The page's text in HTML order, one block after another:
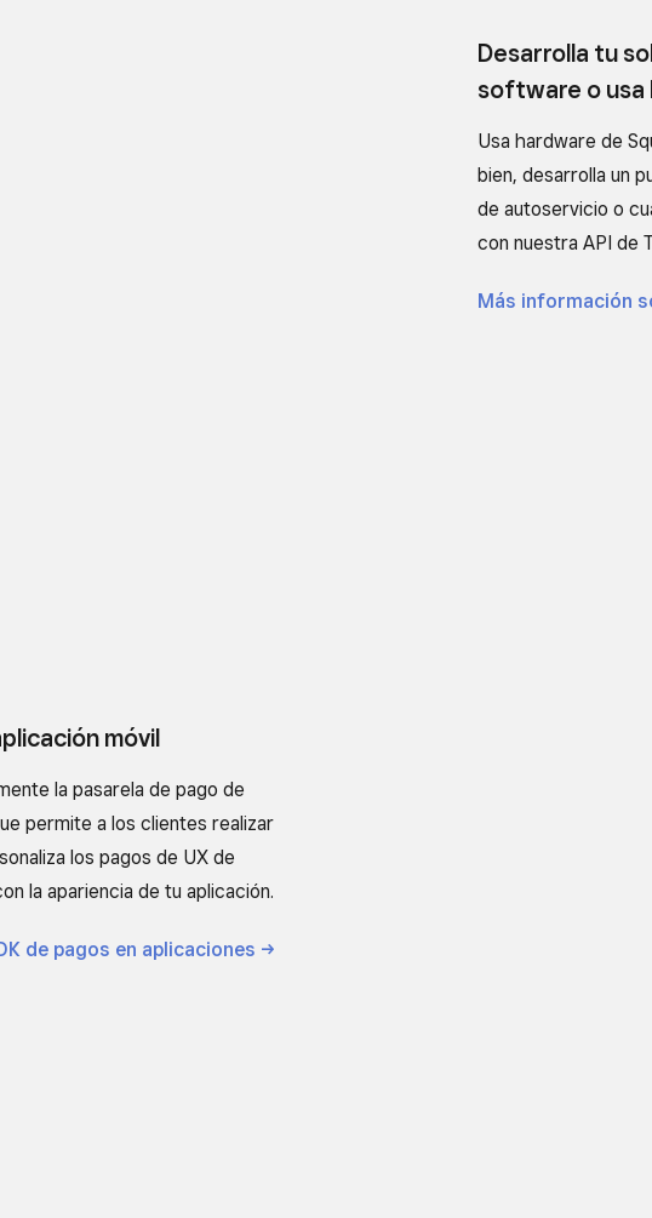
Desarrolla tu
software o usa
Usa hardware de
bien, desarrolla un
de autoservicio o
con nuestra API de
Más información
móvil
la pasarela de pago de
permite a los clientes realizar
los pagos de UX de
la apariencia de tu aplicación.
de pagos en aplicaciones